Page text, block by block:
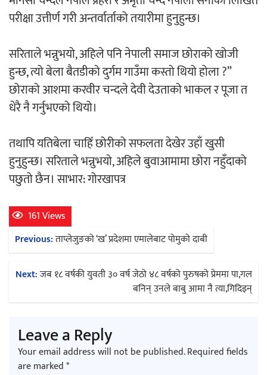
सार्वजनिक
परीक्षा उत्तीर्ण गरी अन्तर्वार्ताको तयारीमा हुनुहुन्छ।
सरिताले भन्नुभयो, अहिले पनि नेपाली समाज छोराको खोजी
हुन्छ, त्यो बेला बैतडीको दुर्गम गाउँमा कस्तो थियो होला ?”
छोराको आशमा करवीर चन्दले देवी देउताको भाकल र पूजा त
धेरै नै गर्नुभएको थियो।
तथापि यतिबेला चाहिँ छोरीको सफलता देखेर उहाँ खुसी
हुनुहुन्छ। सरिताले भन्नुभयो, अहिले बुवाआमामा छोरा नहुँदाको
पछुतो छैन। साभार: गोरखापत्र
161 Views
Post
navigation
Previous:ताप्लेजुङको ‘ख’ प्रदेशमा एमालेबाट पोमुको दाबी
Next:जब १८ वर्षकी युवती ३० वर्ष जेठो ४८ वर्षको पुरुषको प्रेममा पा,गल
बनिन् उनले बाबु आमा नै त्या,गिदिइन्
Leave a Reply
Your email address will not be published.Required fields
are marked*